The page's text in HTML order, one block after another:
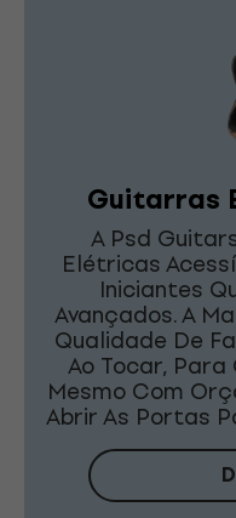
Guitarras
A Psd
Elétricas
Iniciantes
Avançados. A
Qualidade De
Ao Tocar,
Mesmo Com
Abrir As Portas